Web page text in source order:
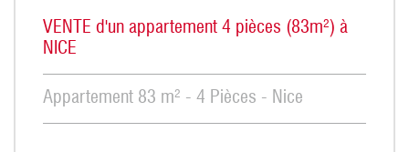
VENTE d'un appartement 4 pièces (83m²) à
NICE
Appartement 83 m² - 4 Pièces - Nice